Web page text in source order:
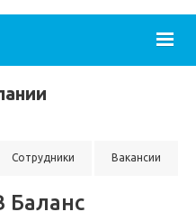
Сотрудники Вакансии